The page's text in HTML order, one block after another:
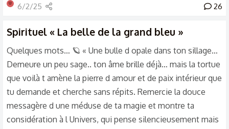
reste que la haine, la soif de pouvoir, Et la désolation
naissent dans la peur, leur regard est vide...
💀 6/2/25 26
Spirituel « La belle de la grand bleu »
Quelques mots… 🪐 « Une bulle d opale dans ton sillage…
Demeure un peu sage.. ton âme brille déjà… mais la tortue
que voilà t amène la pierre d amour et de paix intérieur que
tu demande et cherche sans répits. Remercie la douce
messagère d une méduse de ta magie et montre ta
considération à l Univers, qui pense silencieusement mais